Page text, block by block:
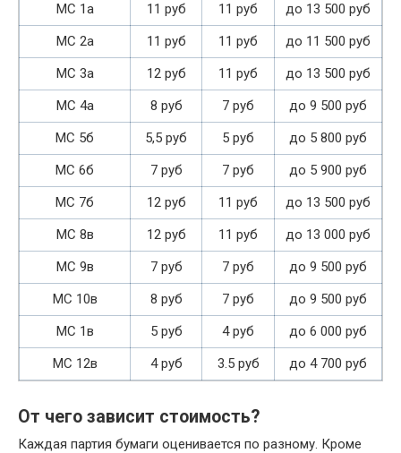
МС 1а 11 руб 11 руб
до 13 500 руб
МС 2а
11 руб 11 руб
до 11 500 руб
МС 3а
12 руб 11 руб
до 13 500 руб
МС 4а
8 руб 7 руб
до 9 500 руб
МС 5б
5,5 руб 5 руб
до 5 800 руб
МС 6б
7 руб 7 руб
до 5 900 руб
МС 7б
12 руб 11 руб
до 13 500 руб
МС 8в
12 руб 11 руб
до 13 000 руб
МС 9в
7 руб 7 руб
до 9 500 руб
МС 10в
8 руб 7 руб
до 9 500 руб
МС 1в
5 руб 4 руб
до 6 000 руб
МС 12в
4 руб 3.5 руб до 4 700 руб
От чего зависит стоимость?
Каждая партия бумаги оценивается по разному. Кроме